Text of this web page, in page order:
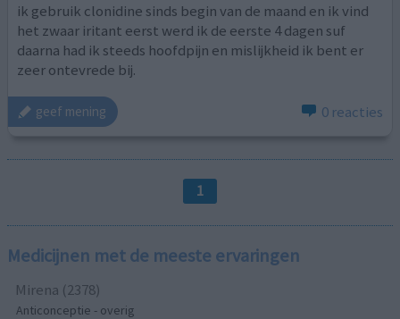
ik gebruik clonidine sinds begin van de maand en ik vind
het zwaar iritant eerst werd ik de eerste 4 dagen suf
daarna had ik steeds hoofdpijn en mislijkheid ik bent er
zeer ontevrede bij.
geef mening 0 reacties
1
Medicijnen met de meeste ervaringen
Mirena (2378)
Anticonceptie - overig